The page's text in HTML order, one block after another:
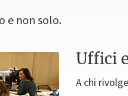
e non solo.
Uffici
A chi